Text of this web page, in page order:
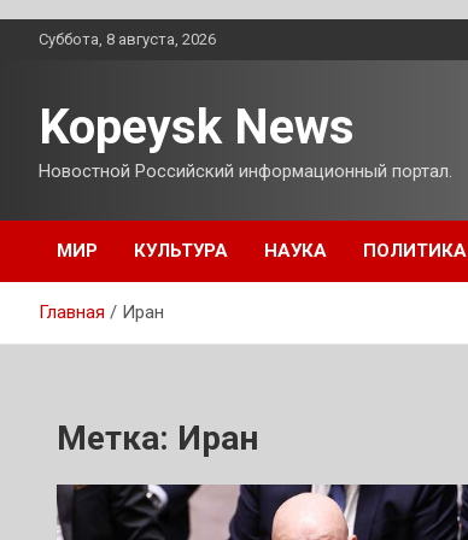
ПерейтиСуббота, 8 августа, 2026
Kopeysk News
Новостной Российский информационный портал.
МИР КУЛЬТУРА НАУКА ПОЛИТИКА
Главная Иран
Метка: Иран